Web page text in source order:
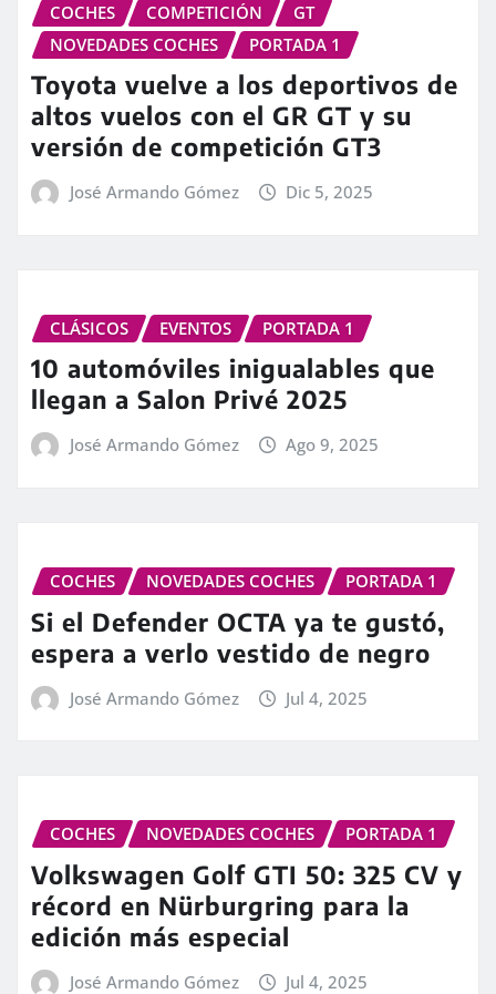
COCHES COMPETICIÓN
GT
NOVEDADES COCHES
PORTADA 1
Toyota vuelve a los deportivos de
altos vuelos con el GR GT y su
versión de competición GT3
José Armando Gómez Dic 5, 2025
CLÁSICOS EVENTOS PORTADA 1
10 automóviles inigualables que
llegan a Salon Privé 2025
José Armando Gómez Ago 9, 2025
COCHES NOVEDADES COCHES PORTADA 1
Si el Defender OCTA ya te gustó,
espera a verlo vestido de negro
José Armando Gómez Jul 4, 2025
COCHES NOVEDADES COCHES PORTADA 1
Volkswagen Golf GTI 50: 325 CV y
récord en Nürburgring para la
edición más especial
José Armando Gómez Jul 4, 2025